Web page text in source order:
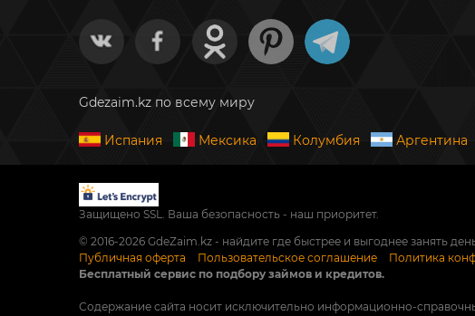
Gdezaim.kz по всему миру
Испания Мексика Колумбия Аргентина
Защищено SSL. Ваша безопасность - наш приоритет.
© 2016-2026 GdeZaim.kz - найдите где быстрее и выгоднее занять
Публичная оферта
Пользовательское соглашение Политика
Бесплатный сервис по подбору займов и кредитов.
Содержание сайта носит исключительно информационно-